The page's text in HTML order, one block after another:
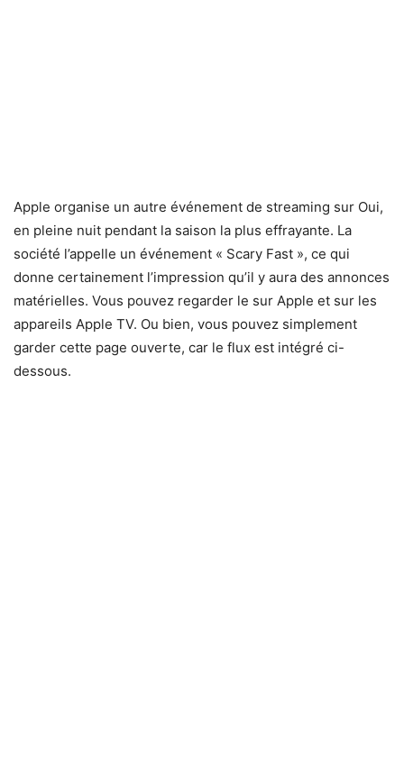
Apple organise un autre événement de streaming sur Oui,
en pleine nuit pendant la saison la plus effrayante. La
société l’appelle un événement « Scary Fast », ce qui
donne certainement l’impression qu’il y aura des annonces
matérielles. Vous pouvez regarder le sur Apple et sur les
appareils Apple TV. Ou bien, vous pouvez simplement
garder cette page ouverte, car le flux est intégré ci-
dessous.